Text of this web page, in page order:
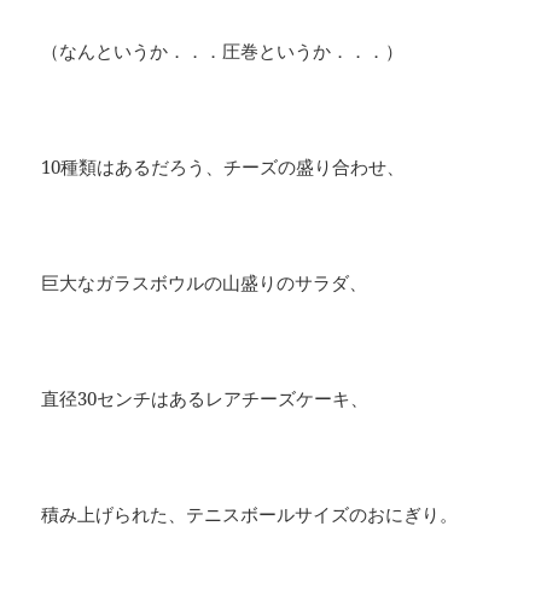
（なんというか．．．圧巻というか．．．）
10種類はあるだろう、チーズの盛り合わせ、
巨大なガラスボウルの山盛りのサラダ、
直径30センチはあるレアチーズケーキ、
積み上げられた、テニスボールサイズのおにぎり。